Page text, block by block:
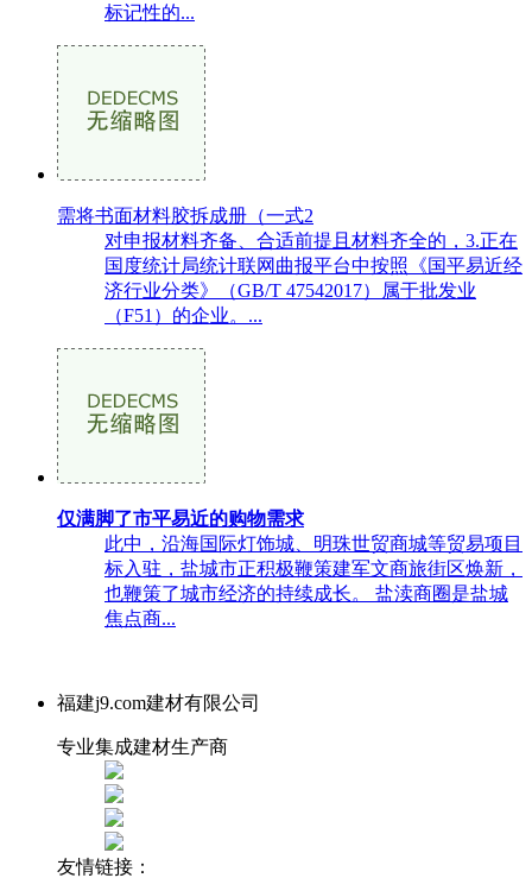
标记性的...
需将书面材料胶拆成册（一式2
对申报材料齐备、合适前提且材料齐全的，3.正在
国度统计局统计联网曲报平台中按照《国平易近经
济行业分类》（GB/T 47542017）属于批发业
（F51）的企业。...
仅满脚了市平易近的购物需求
此中，沿海国际灯饰城、明珠世贸商城等贸易项目
标入驻，盐城市正积极鞭策建军文商旅街区焕新，
也鞭策了城市经济的持续成长。 盐渎商圈是盐城
焦点商...
福建j9.com建材有限公司
专业集成建材生产商
友情链接：